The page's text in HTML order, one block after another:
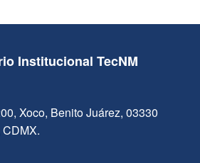
Institucional TecNM
Xoco, Benito Juárez, 03330